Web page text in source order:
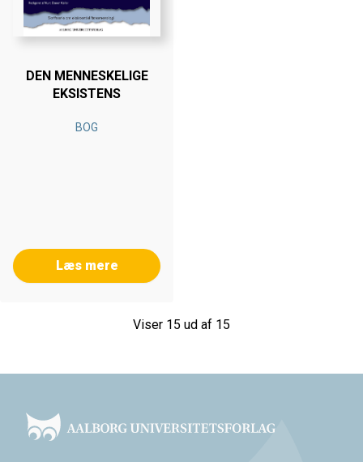
DEN MENNESKELIGE
EKSISTENS
BOG
Læs mere
Viser 15 ud af 15